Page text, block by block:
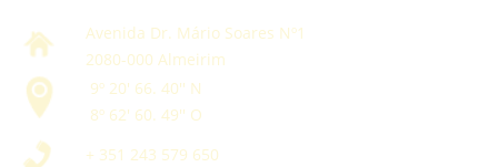
Avenida Dr. Mário Soares Nº1
2080-000 Almeirim
9º 20' 66. 40'' N
8º 62' 60. 49'' O
+ 351 243 579 650